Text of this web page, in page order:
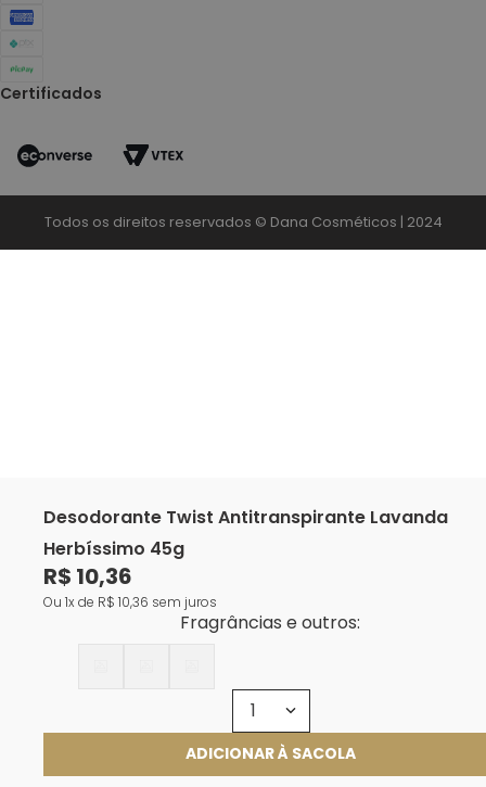
Desodorante Twist Antitranspirante Lavanda
Herbíssimo 45g
R$ 10,36
Ou 1 de R$ 10,36 sem juros
Fragrâncias e outros:
1
ADICIONAR À SACOLA
Certificados
Todos os direitos reservados © Dana Cosméticos | 2024